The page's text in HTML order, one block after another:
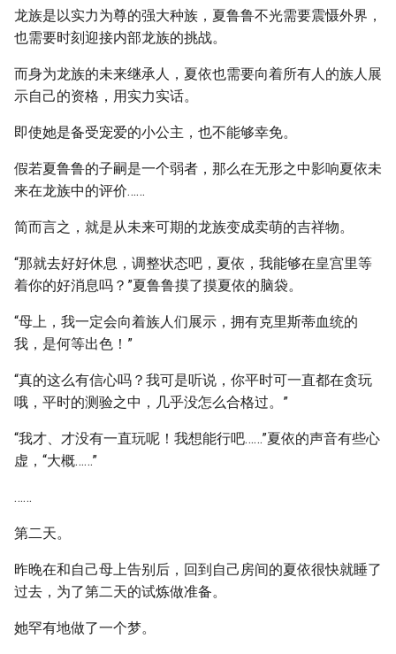
龙族是以实力为尊的强大种族，夏鲁鲁不光需要震慑外界，
也需要时刻迎接内部龙族的挑战。
而身为龙族的未来继承人，夏依也需要向着所有人的族人展
示自己的资格，用实力实话。
即使她是备受宠爱的小公主，也不能够幸免。
假若夏鲁鲁的子嗣是一个弱者，那么在无形之中影响夏依未
来在龙族中的评价……
简而言之，就是从未来可期的龙族变成卖萌的吉祥物。
“那就去好好休息，调整状态吧，夏依，我能够在皇宫里等
着你的好消息吗？”夏鲁鲁摸了摸夏依的脑袋。
“母上，我一定会向着族人们展示，拥有克里斯蒂血统的
我，是何等出色！”
“真的这么有信心吗？我可是听说，你平时可一直都在贪玩
哦，平时的测验之中，几乎没怎么合格过。”
“我才、才没有一直玩呢！我想能行吧……”夏依的声音有些心
虚，“大概……”
……
第二天。
昨晚在和自己母上告别后，回到自己房间的夏依很快就睡了
过去，为了第二天的试炼做准备。
她罕有地做了一个梦。